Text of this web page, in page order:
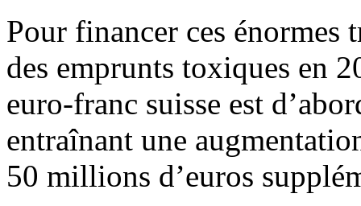
Pour financer ces énormes
des emprunts toxiques en
euro-franc suisse est
entraînant une
50 millions d’euros